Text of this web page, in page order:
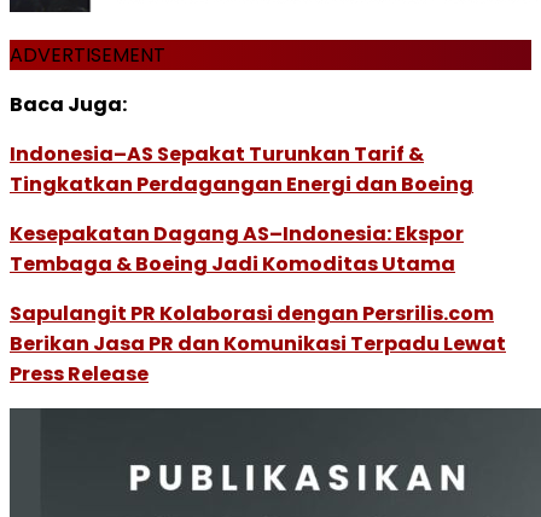
ADVERTISEMENT
Baca Juga:
Indonesia–AS Sepakat Turunkan Tarif &
Tingkatkan Perdagangan Energi dan Boeing
Kesepakatan Dagang AS–Indonesia: Ekspor
Tembaga & Boeing Jadi Komoditas Utama
Sapulangit PR Kolaborasi dengan Persrilis.com
Berikan Jasa PR dan Komunikasi Terpadu Lewat
Press Release